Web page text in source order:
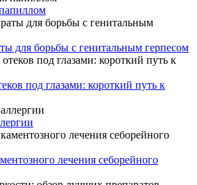
для борьбы с генитальным герпесом
под глазами: короткий путь к
лечения себорейного